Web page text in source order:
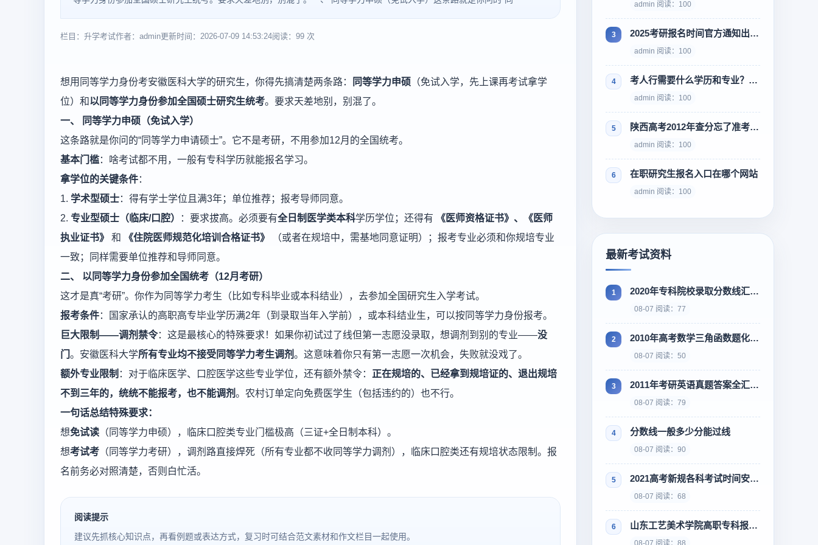
栏目：升学考试作者：admin更新时间：2026-07-09 14:53:24阅读：99 次
想用同等学力身份考安徽医科大学的研究生，你得先搞清楚两条路： 同等学力申硕 （免试入学，先上课再考试拿学
位）和以同等学力身份参加全国硕士研究生统考。要求天差地别，别混了。
一、 同等学力申硕（免试入学）
这条路就是你问的“同等学力申请硕士”。它不是考研，不用参加12月的全国统考。
基本门槛：啥考试都不用，一般有专科学历就能报名学习。
拿学位的关键条件：
1. 学术型硕士：得有学士学位且满3年；单位推荐；报考导师同意。
2. 专业型硕士（临床/口腔） ：要求拔高。必须要有全日制医学类本科学历学位；还得有
《医师资格证书》、《医师
执业证书》
和 《住院医师规范化培训合格证书》
（或者在规培中，需基地同意证明）；报考专业必须和你规培专业
一致；同样需要单位推荐和导师同意。
二、 以同等学力身份参加全国统考（12月考研）
这才是真“考研”。你作为同等学力考生（比如专科毕业或本科结业），去参加全国研究生入学考试。
报考条件：国家承认的高职高专毕业学历满2年（到录取当年入学前），或本科结业生，可以按同等学力身份报考。
巨大限制——调剂禁令：这是最核心的特殊要求！如果你初试过了线但第一志愿没录取，想调剂到别的专业——没
门 。安徽医科大学所有专业均不接受同等学力考生调剂。这意味着你只有第一志愿一次机会，失败就没戏了。
额外专业限制 ：对于临床医学、口腔医学这些专业学位，还有额外禁令： 正在规培的、已经拿到规培证的、退出规培
不到三年的，统统不能报考，也不能调剂。农村订单定向免费医学生（包括违约的）也不行。
一句话总结特殊要求：
想免试读 （同等学力申硕），临床口腔类专业门槛极高（三证+全日制本科）。
想考试考 （同等学力考研），调剂路直接焊死（所有专业都不收同等学力调剂），临床口腔类还有规培状态限制。报
名前务必对照清楚，否则白忙活。
阅读提示
建议先抓核心知识点，再看例题或表达方式，复习时可结合范文素材和作文栏目一起使用。
admin 阅读：100
2025考研报名时间官方通知出来了吗，怎么查具体日期
admin 阅读：100
考人行需要什么学历和专业？官方要求看这篇
admin 阅读：100
陕西高考2012年查分忘了准考证号，怎么找回
admin 阅读：100
在职研究生报名入口在哪个网站
admin 阅读：100
最新考试资料
2020年专科院校录取分数线汇总，低分也能上好学校
08-07 阅读：77
2010年高考数学三角函数题化简技巧和公式整理
08-07 阅读：50
2011年考研英语真题答案全汇总，对答案看解析
08-07 阅读：79
分数线一般多少分能过线
08-07 阅读：90
2021高考新规各科考试时间安排，赶紧收藏起来
08-07 阅读：68
山东工艺美术学院高职专科报名入口在哪
08-07 阅读：88